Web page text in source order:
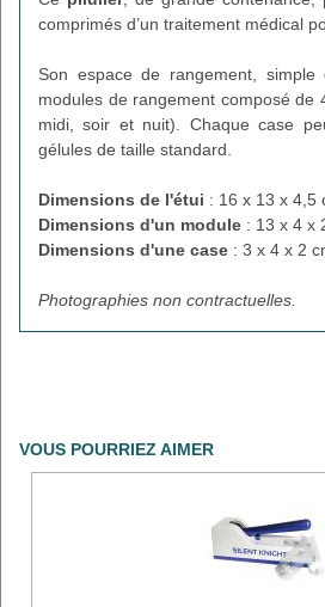
comprimés d’un traitement médical
Son espace de rangement,
modules de rangement composé de
midi, soir et nuit). Chaque case
gélules de taille standard.
Dimensions de l'étui : 16 x 13 x 4,5
Dimensions d'un module : 13 x 4 x
Dimensions d'une case : 3 x 4 x 2
Photographies non contractuelles.
VOUS POURRIEZ AIMER